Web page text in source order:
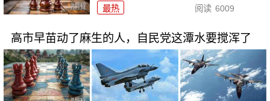
最热 阅读 6009
高市早苗动了麻生的人，自民党这潭水要搅浑了